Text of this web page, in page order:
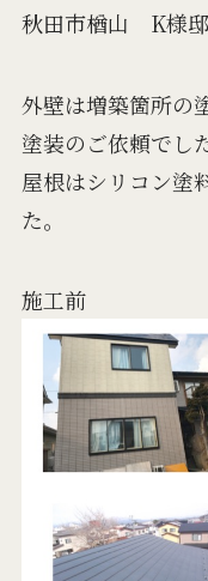
秋田市楢山 K様邸
外壁は増築箇所の
塗装のご依頼でし
屋根はシリコン塗
た。
施工前